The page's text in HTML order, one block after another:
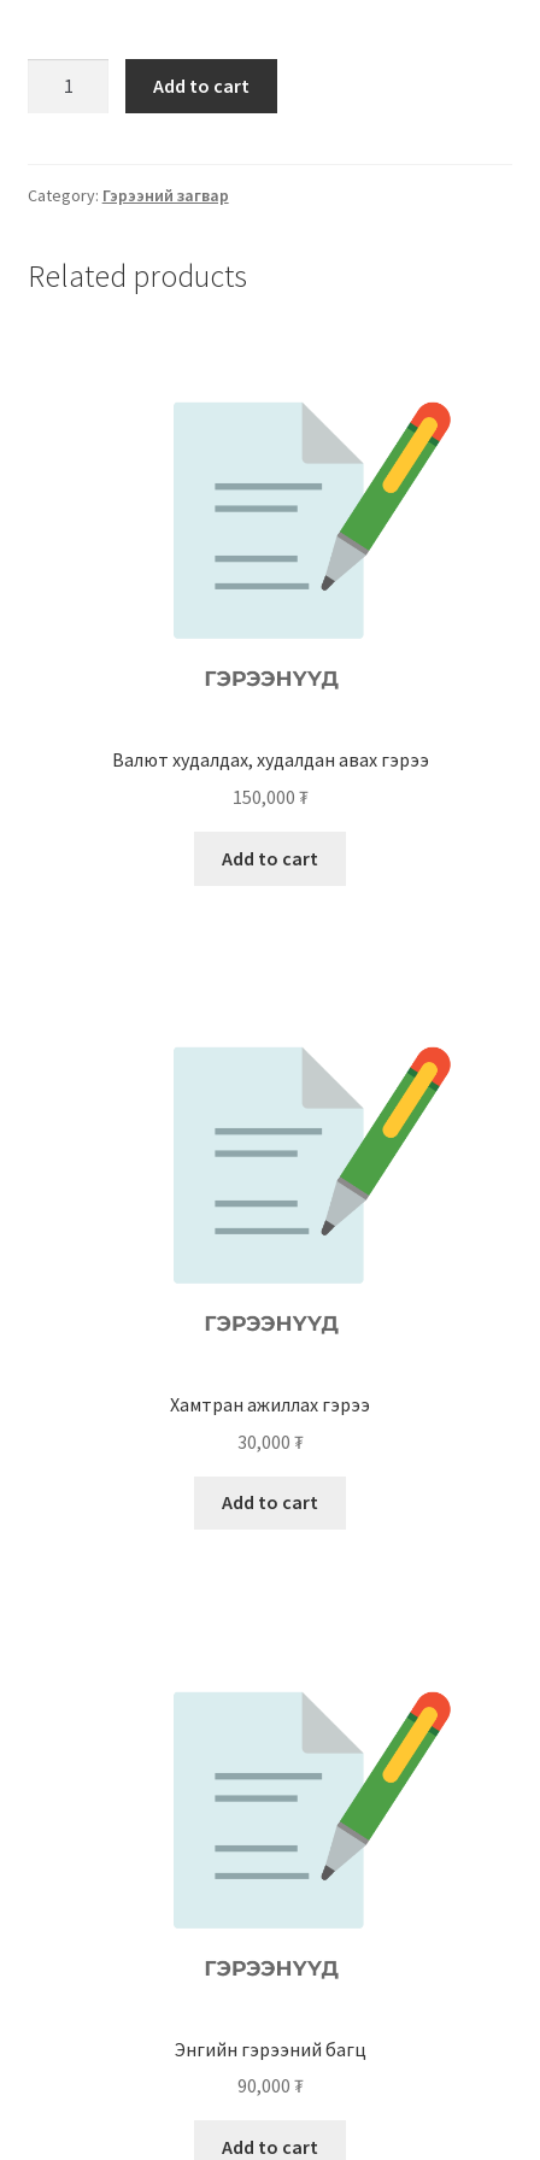
Add to cart
Category: Гэрээний загвар
Related products
Валют худалдах, худалдан авах гэрээ
150,000 ₮
Add to cart
Хамтран ажиллах гэрээ
30,000 ₮
Add to cart
Энгийн гэрээний багц
90,000 ₮
Add to cart